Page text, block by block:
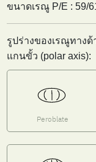
ขนาดเรณู P/E : 59/
รูปร่างของเรณูทาง
แกนขั้ว (polar axis):
Peroblate